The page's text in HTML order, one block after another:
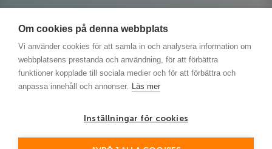
Om cookies på denna webbplats
Vi använder cookies för att samla in och analysera information om
webbplatsens prestanda och användning, för att förbättra
funktioner kopplade till sociala medier och för att förbättra och
anpassa innehåll och annonser. Läs mer
Inställningar för cookies